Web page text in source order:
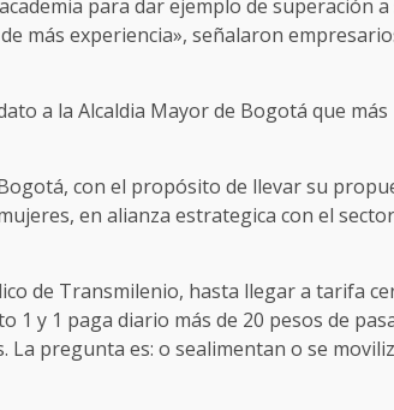
para dar ejemplo de superación a
más experiencia», señalaron
a la Alcaldia Mayor de Bogotá que más
con el propósito de llevar su
en alianza estrategica con el sector
de Transmilenio, hasta llegar a tarifa
1 y 1 paga diario más de 20 pesos de
pregunta es: o sealimentan o se